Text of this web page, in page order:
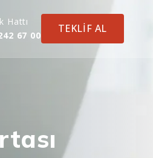
Hattı
67 00
TEKLİF AL